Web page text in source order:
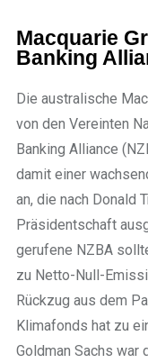
Macquarie
Banking
Die australische
von den Vereinten
Banking Alliance
damit einer
an, die nach Donald
Präsidentschaft
gerufene NZBA
zu Netto-Null-
Rückzug aus dem
Klimafonds hat zu
Goldman Sachs war